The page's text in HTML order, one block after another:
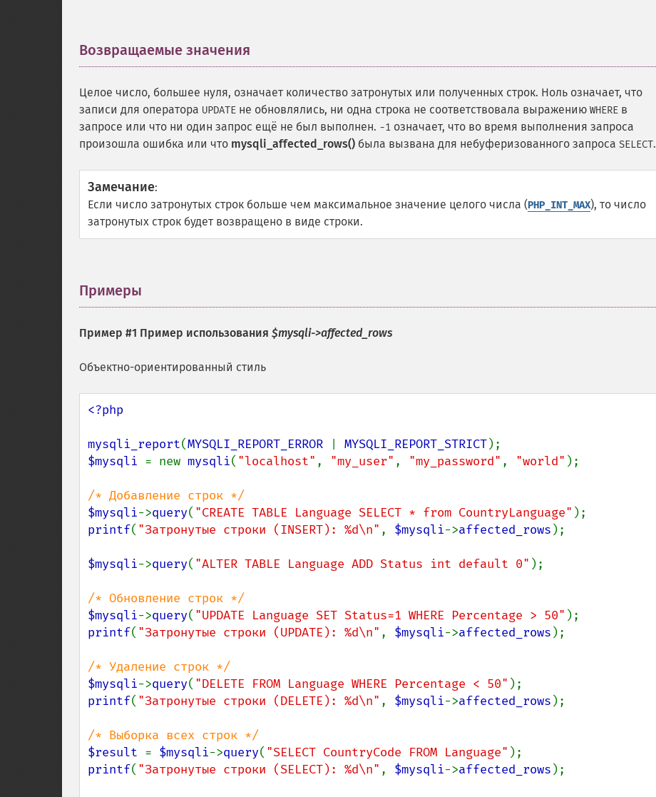
Возвращаемые значения
Целое число, большее нуля, означает количество затронутых или полученных строк. Ноль означает, что
записи для оператора UPDATE не обновлялись, ни одна строка не соответствовала выражению WHERE в
запросе или что ни один запрос ещё не был выполнен. -1 означает, что во время выполнения запроса
произошла ошибка или что mysqli_affected_rows() была вызвана для небуферизованного запроса SELECT.
Замечание:
Если число затронутых строк больше чем максимальное значение целого числа (PHP_INT_MAX), то число
затронутых строк будет возвращено в виде строки.
Примеры
Пример #1 Пример использования $mysqli->affected_rows
Объектно-ориентированный стиль
<?php
mysqli_report(MYSQLI_REPORT_ERROR MYSQLI_REPORT_STRICT
$mysqli = new mysqli( "localhost" , "my_user" , "my_password" , "world" );
$mysqli->query( "CREATE TABLE Language SELECT * from CountryLanguage"
printf( "Затронутые строки (INSERT): %d\n" , $mysqli->affected_rows );
$mysqli->query( "ALTER TABLE Language ADD Status int default 0" );
$mysqli->query( "UPDATE Language SET Status=1 WHERE Percentage > 50"
printf( "Затронутые строки (UPDATE): %d\n" , $mysqli->affected_rows );
$mysqli->query( "DELETE FROM Language WHERE Percentage < 50"
printf( "Затронутые строки (DELETE): %d\n" , $mysqli->affected_rows );
$result = $mysqli->query( "SELECT CountryCode FROM Language"
printf( "Затронутые строки (SELECT): %d\n" , $mysqli->affected_rows );